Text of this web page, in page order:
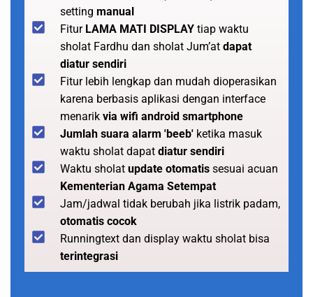
setting manual
Fitur LAMA MATI DISPLAY tiap waktu
sholat Fardhu dan sholat Jum’at dapat
diatur sendiri
Fitur lebih lengkap dan mudah dioperasikan
karena berbasis aplikasi dengan interface
menarik via wifi android smartphone
Jumlah suara alarm 'beeb' ketika masuk
waktu sholat dapat diatur sendiri
Waktu sholat update otomatis sesuai acuan
Kementerian Agama Setempat
Jam/jadwal tidak berubah jika listrik padam,
otomatis cocok
Runningtext dan display waktu sholat bisa
terintegrasi